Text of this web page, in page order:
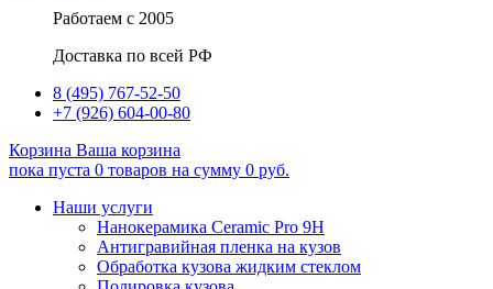
Работаем с 2005
Доставка по всей РФ
8 (495) 767-52-50
+7 (926) 604-00-80
Корзина Ваша корзина
пока пуста 0 товаров на сумму 0 руб.
Наши услуги
Нанокерамика Ceramic Pro 9H
Антигравийная пленка на кузов
Обработка кузова жидким стеклом